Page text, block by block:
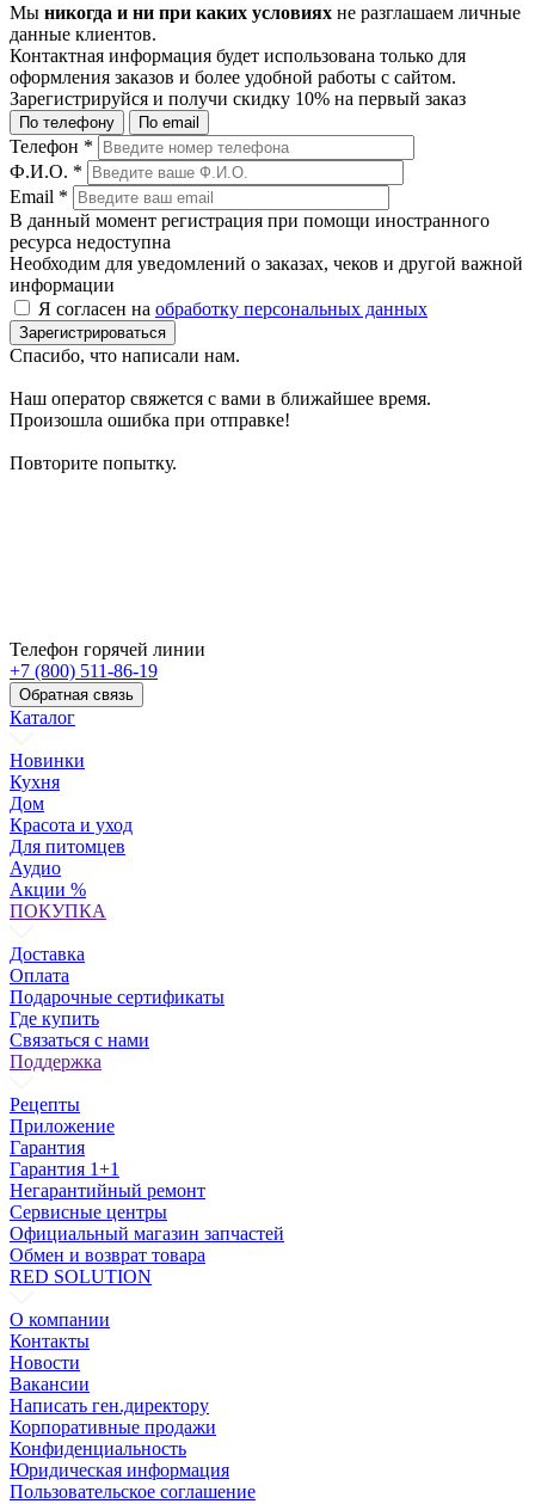
Мы никогда и ни при каких условиях не разглашаем личные
данные клиентов.
Контактная информация будет использована только для
оформления заказов и более удобной работы с сайтом.
Зарегистрируйся и получи скидку 10% на первый заказ
По телефону По email
Телефон *
Ф.И.О. *
Email *
В данный момент регистрация при помощи иностранного
ресурса недоступна
Необходим для уведомлений о заказах, чеков и другой важной
информации
Я согласен на обработку персональных данных
Зарегистрироваться
Спасибо, что написали нам.
Наш оператор свяжется с вами в ближайшее время.
Произошла ошибка при отправке!
Повторите попытку.
Телефон горячей линии
+7 (800) 511-86-19
Обратная связь
Каталог
Новинки
Кухня
Дом
Красота и уход
Для питомцев
Аудио
Акции %
ПОКУПКА
Доставка
Оплата
Подарочные сертификаты
Где купить
Связаться с нами
Поддержка
Рецепты
Приложение
Гарантия
Гарантия 1+1
Негарантийный ремонт
Сервисные центры
Официальный магазин запчастей
Обмен и возврат товара
RED SOLUTION
О компании
Контакты
Новости
Вакансии
Написать ген.директору
Корпоративные продажи
Конфиденциальность
Юридическая информация
Пользовательское соглашение